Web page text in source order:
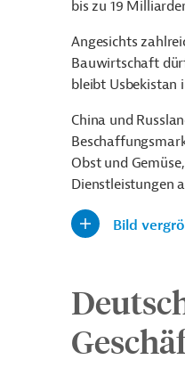
bis zu 19
Angesichts
Bauwirtschaft
bleibt Usbekistan
China und
Obst und
Dienstleistungen
Bild